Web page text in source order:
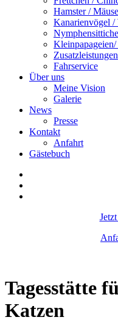
Hamster / Mäuse
Kanarienvögel /
Zusatzleistungen
Fahrservice
Über uns
Meine Vision
Galerie
News
Presse
Kontakt
Anfahrt
Gästebuch
Tagesstätte
Katzen